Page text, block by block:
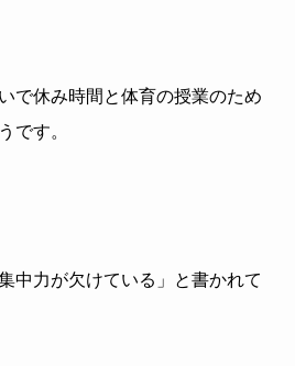
で休み時間と体育の授業のため
です。
中力が欠けている」と書かれて